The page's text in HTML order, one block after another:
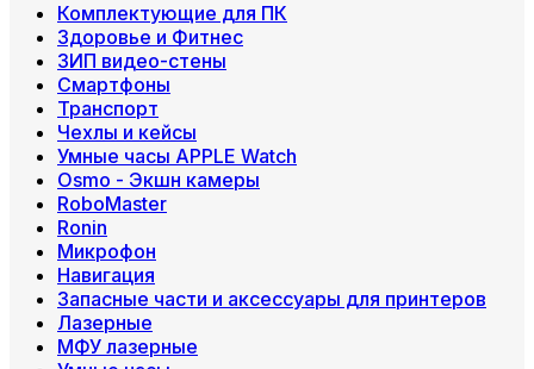
Комплектующие для ПК
Здоровье и Фитнес
ЗИП видео-стены
Смартфоны
Транспорт
Чехлы и кейсы
Умные часы APPLE Watch
Osmo - Экшн камеры
RoboMaster
Ronin
Микрофон
Навигация
Запасные части и аксессуары для принтеров
Лазерные
МФУ лазерные